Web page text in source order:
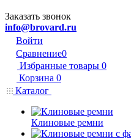
Заказать звонок
info@brovard.ru
Войти
Сравнение0
Избранные товары 0
Корзина 0
Каталог
Клиновые ремни